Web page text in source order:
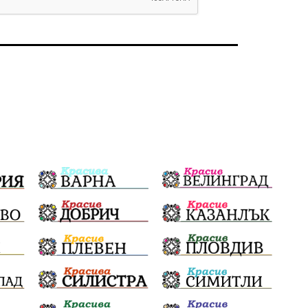
София Софийски общински съвет
катастрофа Любов
съвет Величие
Образование Борисов